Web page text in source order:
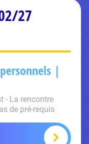
27
|
- La rencontre
de pré-requis